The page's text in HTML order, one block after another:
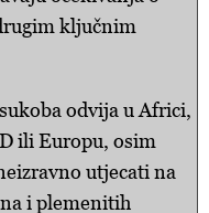
ključnim
odvija u Africi,
ili Europu, osim
utjecati na
i plemenitih